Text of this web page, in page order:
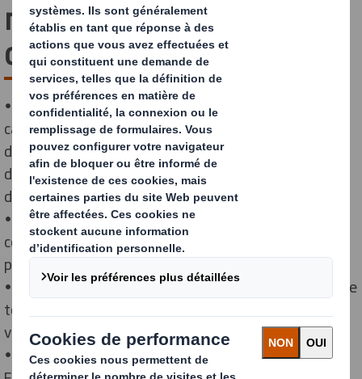
recyclage chaque année
d'ici à 2030
• Cinq millions de tonnes d'emballages en papier et en
carton, d'une valeur pouvant atteindre 1 milliard
d'euros, pourraient être ajoutées aux flux de recyclage
d'ici à 2030, si les taux de recyclage de ces matériaux
dans l'UE étaient portés à 90 %.
• Le papier et le carton sont déjà les matériaux les plus
couramment recyclés en Europe, mais il existe un
potentiel évident pour des résultats bien meilleurs.
• En France, le potentiel caché serait de 10,6 millions de
tonnes d'emballages en papier et en carton, d'une
valeur de 2 milliards d'euros d'ici à 2030.
• Alors que les ressources limitées sont évaluées en